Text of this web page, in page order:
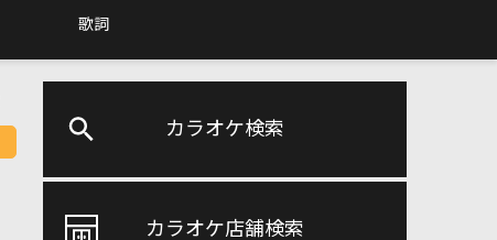
歌詞
カラオケ検索
カラオケ店舗検索